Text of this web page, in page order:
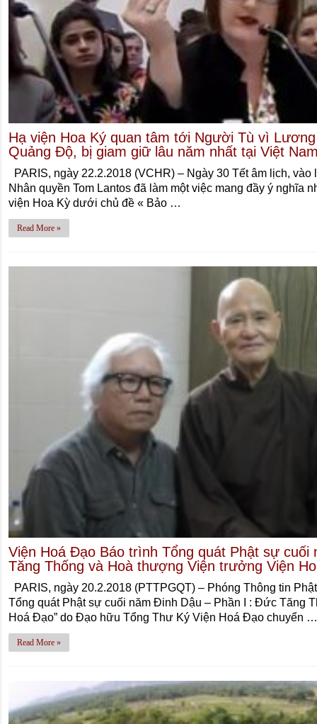
Hạ viện Hoa Ký quan tâm tới Người Tù vì
Quảng Độ, bị giam giữ lâu năm nhất tại Việt
PARIS, ngày 22.2.2018 (VCHR) – Ngày 30 Tết âm lịch,
Nhân quyền Tom Lantos đã làm một việc mang đầy ý nghĩa
viện Hoa Kỳ dưới chủ đề « Bảo …
Read More »
Viện Hoá Đạo Báo trình Tổng quát Phật sự
Tăng Thống và Hoà thượng Viện trưởng Viện
PARIS, ngày 20.2.2018 (PTTPGQT) – Phóng Thông tin
Tổng quát Phật sự cuối năm Đinh Dậu – Phần I : Đức Tăng
Hoá Đạo” do Đạo hữu Tổng Thư Ký Viện Hoá Đạo chuyển
Read More »